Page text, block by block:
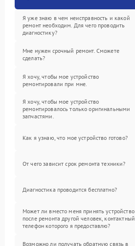
Я уже знаю в чем неисправность и какой
ремонт необходим. Для чего проводить
диагностику?
Мне нужен срочный ремонт. Сможете
сделать?
Я хочу, чтобы мое устройство
ремонтировали при мне.
Я хочу, чтобы мое устройство
ремонтировалось только оригинальными
запчастями.
Как я узнаю, что мое устройство готово?
От чего зависит срок ремонта техники?
Диагностика проводится бесплатно?
Может ли вместо меня принять устройство
после ремонта другой человек, контактный
телефон которого я предоставлю?
Возможно ли получать обратную связь в